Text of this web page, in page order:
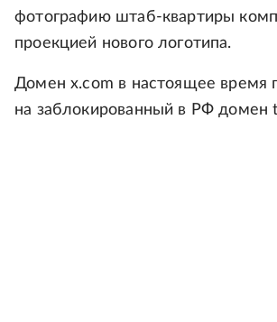
фотографию штаб-квартиры
проекцией нового логотипа.
Домен x.com в настоящее время
на заблокированный в РФ домен